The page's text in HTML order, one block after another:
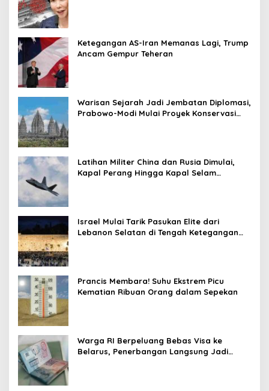
Ketegangan AS-Iran Memanas Lagi, Trump
Ancam Gempur Teheran
Warisan Sejarah Jadi Jembatan Diplomasi,
Prabowo-Modi Mulai Proyek Konservasi
Latihan Militer China dan Rusia Dimulai,
Kapal Perang Hingga Kapal Selam
Israel Mulai Tarik Pasukan Elite dari
Lebanon Selatan di Tengah Ketegangan
Prancis Membara! Suhu Ekstrem Picu
Kematian Ribuan Orang dalam Sepekan
Warga RI Berpeluang Bebas Visa ke
Belarus, Penerbangan Langsung Jadi